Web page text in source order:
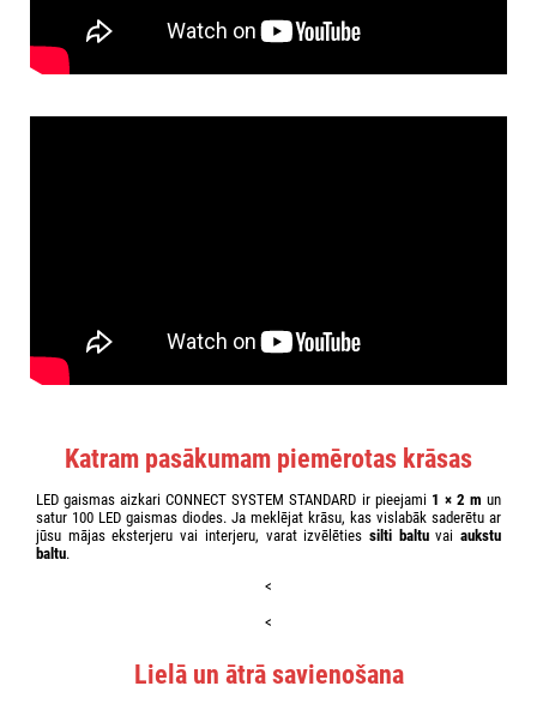
<
Katram pasākumam piemērotas krāsas
LED gaismas aizkari CONNECT SYSTEM STANDARD ir pieejami 1 × 2 m un
satur 100 LED gaismas diodes. Ja meklējat krāsu, kas vislabāk saderētu ar
jūsu mājas eksterjeru vai interjeru, varat izvēlēties silti baltuvaiaukstu
baltu.
<
Lielā un ātrā savienošana